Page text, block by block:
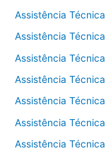
Assistência
Assistência
Assistência
Assistência
Assistência
Assistência
Assistência